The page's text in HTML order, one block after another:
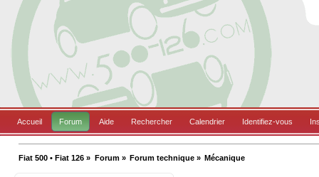
Accueil Forum Aide Rechercher Calendrier Identifiez-vous
Fiat 500 • Fiat 126 » Forum» Forum technique» Mécanique